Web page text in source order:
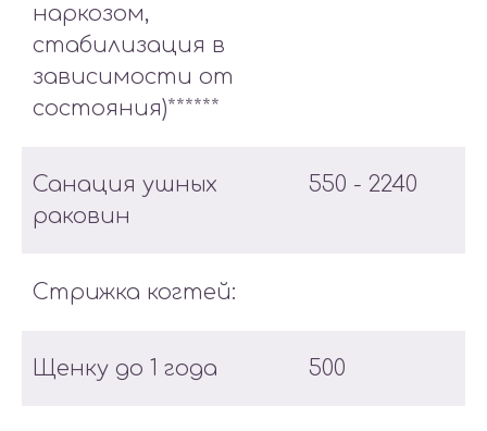
наркозом,
стабилизация в
зависимости от
состояния)******
Санация ушных
раковин
550 - 2240
Стрижка когтей:
Щенку до 1 года 500